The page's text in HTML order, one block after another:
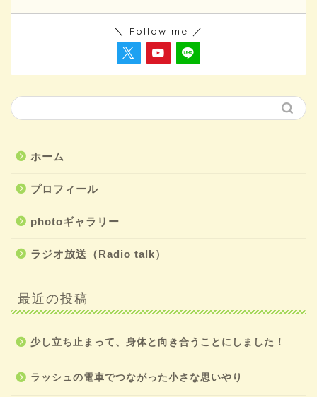
＼ Follow me ／
ホーム
プロフィール
photoギャラリー
ラジオ放送（Radio talk）
最近の投稿
少し立ち止まって、身体と向き合うことにしました！
ラッシュの電車でつながった小さな思いやり